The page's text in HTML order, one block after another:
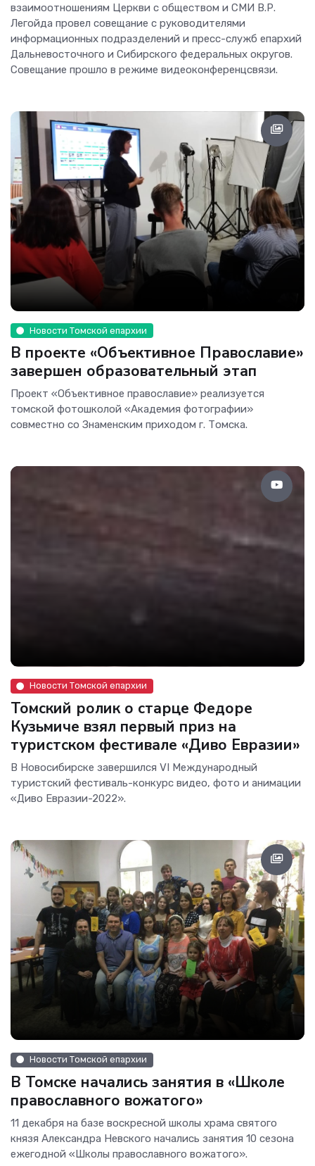
взаимоотношениям Церкви с обществом и СМИ В.Р.
Легойда провел совещание с руководителями
информационных подразделений и пресс-служб епархий
Дальневосточного и Сибирского федеральных округов.
Совещание прошло в режиме видеоконференцсвязи.
Новости Томской епархии
В проекте «Объективное Православие»
завершен образовательный этап
Проект «Объективное православие» реализуется
томской фотошколой «Академия фотографии»
совместно со Знаменским приходом г. Томска.
Новости Томской епархии
Томский ролик о старце Федоре
Кузьмиче взял первый приз на
туристском фестивале «Диво Евразии»
В Новосибирске завершился VI Международный
туристский фестиваль-конкурс видео, фото и анимации
«Диво Евразии-2022».
Новости Томской епархии
В Томске начались занятия в «Школе
православного вожатого»
11 декабря на базе воскресной школы храма святого
князя Александра Невского начались занятия 10 сезона
ежегодной «Школы православного вожатого».